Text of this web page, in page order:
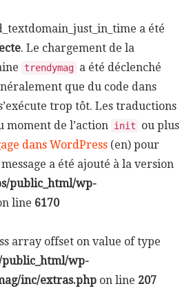
a été
. Le chargement de la
trendymag a été déclenché
que du code dans
trop tôt. Les traductions
moment de l’action init
ou plus
dans WordPress (en) pour
a été ajouté à la version
public_html/wp-
line 6170
array offset on value of type
wp-
inc/extras.php on line 207